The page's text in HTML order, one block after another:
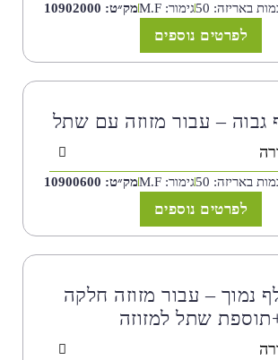
באריזה: 50 גימור: M.F מק״ט: 10902000
לפרטים נוספים
גבוה – עבור מזוזה עם שתל
באריזה: 50 גימור: M.F מק״ט: 10900600
לפרטים נוספים
נמוך – עבור מזוזה חלקה
שתל למזוזה